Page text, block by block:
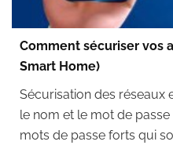
Comment sécuriser vos
Smart Home)
Sécurisation des réseaux
le nom et le mot de passe
mots de passe forts qui